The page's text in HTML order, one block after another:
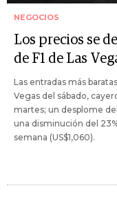
NEGOCIOS
Los precios se
de F1 de Las
Las entradas más
Vegas del sábado,
martes; un desplome del
una disminución del
semana (US$1,060).